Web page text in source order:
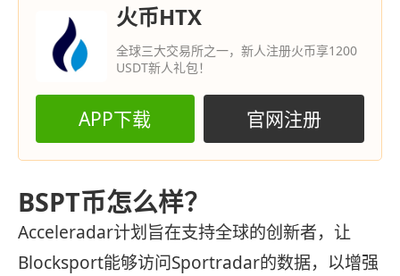
火币HTX
全球三大交易所之一，新人注册火币享1200
USDT新人礼包！
APP下载 官网注册
BSPT币怎么样？
Acceleradar计划旨在支持全球的创新者，让
Blocksport能够访问Sportradar的数据，以增强